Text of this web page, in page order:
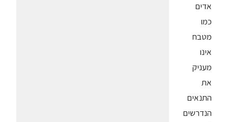
אדים
כמו
מטבח
אינו
מעניק
את
התנאים
הנדרשים